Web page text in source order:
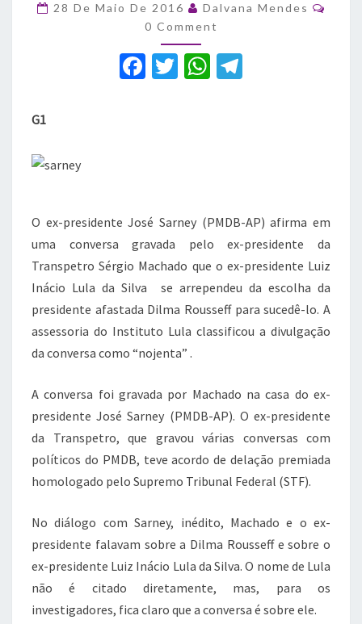
se
arrependeu
da
eleição
de
28 De Maio De 2016 Dalvana Mendes
0 Comment
F
o
k
T W
p
G1
O ex-presidente José Sarney (PMDB-AP) afirma em
uma conversa gravada pelo ex-presidente da
Transpetro Sérgio Machado que o ex-presidente Luiz
Inácio Lula da Silva se arrependeu da escolha da
presidente afastada Dilma Rousseff para sucedê-lo. A
assessoria do Instituto Lula classificou a divulgação
da conversa como “nojenta” .
A conversa foi gravada por Machado na casa do ex-
presidente José Sarney (PMDB-AP). O ex-presidente
da Transpetro, que gravou várias conversas com
políticos do PMDB, teve acordo de delação premiada
homologado pelo Supremo Tribunal Federal (STF).
No diálogo com Sarney, inédito, Machado e o ex-
presidente falavam sobre a Dilma Rousseff e sobre o
ex-presidente Luiz Inácio Lula da Silva. O nome de Lula
não é citado diretamente, mas, para os
investigadores, fica claro que a conversa é sobre ele.